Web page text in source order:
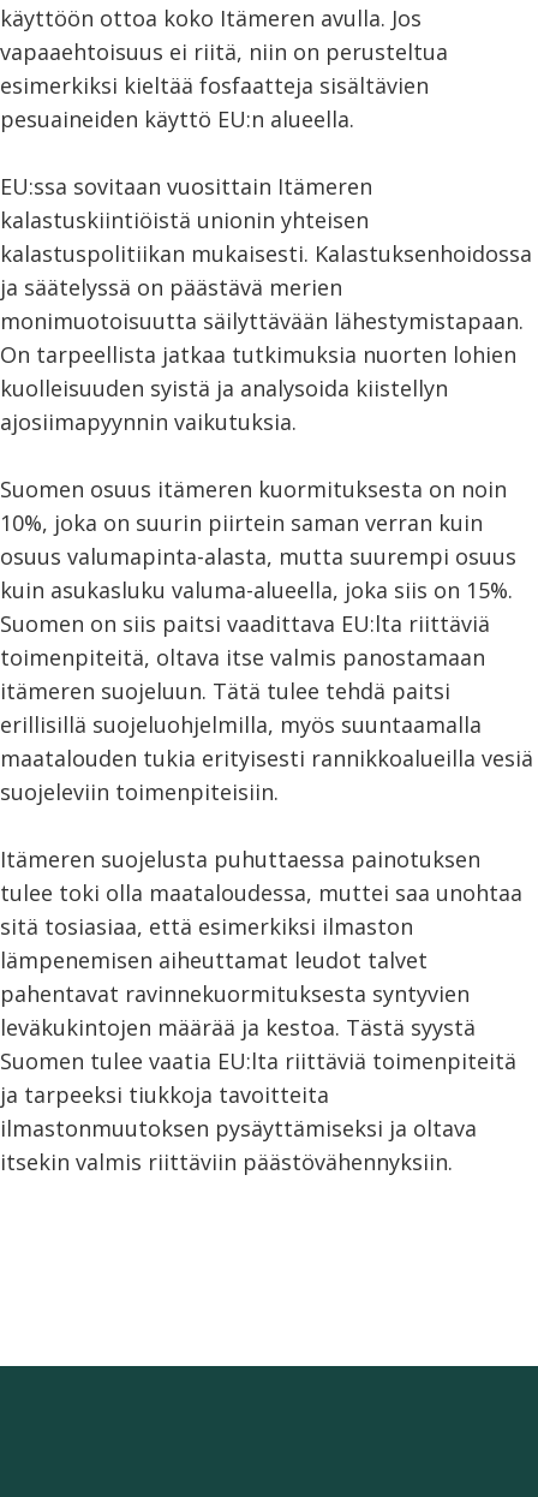
käyttöön ottoa koko Itämeren avulla. Jos
vapaaehtoisuus ei riitä, niin on perusteltua
esimerkiksi kieltää fosfaatteja sisältävien
pesuaineiden käyttö EU:n alueella.
EU:ssa sovitaan vuosittain Itämeren
kalastuskiintiöistä unionin yhteisen
kalastuspolitiikan mukaisesti. Kalastuksenhoidossa
ja säätelyssä on päästävä merien
monimuotoisuutta säilyttävään lähestymistapaan.
On tarpeellista jatkaa tutkimuksia nuorten lohien
kuolleisuuden syistä ja analysoida kiistellyn
ajosiimapyynnin vaikutuksia.
Suomen osuus itämeren kuormituksesta on noin
10%, joka on suurin piirtein saman verran kuin
osuus valumapinta-alasta, mutta suurempi osuus
kuin asukasluku valuma-alueella, joka siis on 15%.
Suomen on siis paitsi vaadittava EU:lta riittäviä
toimenpiteitä, oltava itse valmis panostamaan
itämeren suojeluun. Tätä tulee tehdä paitsi
erillisillä suojeluohjelmilla, myös suuntaamalla
maatalouden tukia erityisesti rannikkoalueilla vesiä
suojeleviin toimenpiteisiin.
Itämeren suojelusta puhuttaessa painotuksen
tulee toki olla maataloudessa, muttei saa unohtaa
sitä tosiasiaa, että esimerkiksi ilmaston
lämpenemisen aiheuttamat leudot talvet
pahentavat ravinnekuormituksesta syntyvien
leväkukintojen määrää ja kestoa. Tästä syystä
Suomen tulee vaatia EU:lta riittäviä toimenpiteitä
ja tarpeeksi tiukkoja tavoitteita
ilmastonmuutoksen pysäyttämiseksi ja oltava
itsekin valmis riittäviin päästövähennyksiin.